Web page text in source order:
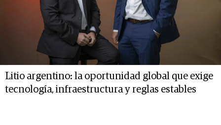
Litio argentino: la oportunidad global que exige
tecnología, infraestructura y reglas estables